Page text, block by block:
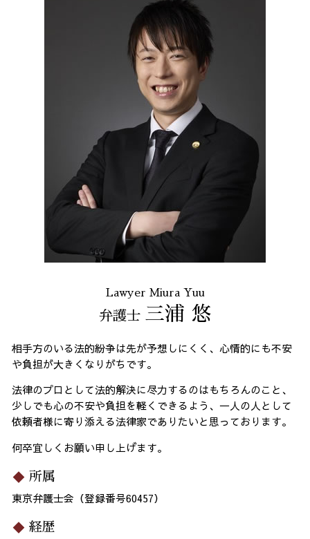
Lawyer Miura Yuu
弁護士 三浦 悠
相手方のいる法的紛争は先が予想しにくく、心情的にも不安
や負担が大きくなりがちです。
法律のプロとして法的解決に尽力するのはもちろんのこと、
少しでも心の不安や負担を軽くできるよう、一人の人として
依頼者様に寄り添える法律家でありたいと思っております。
何卒宜しくお願い申し上げます。
所属
東京弁護士会（登録番号60457）
経歴